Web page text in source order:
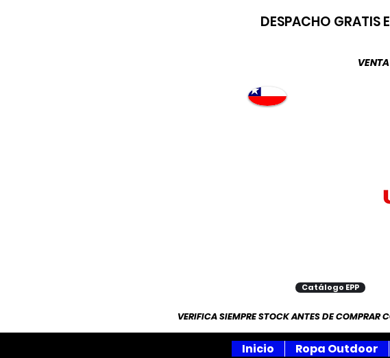
DESPACHO GRATIS
Catálogo EPP
VERIFICA SIEMPRE STOCK ANTES DE COMPRAR
Inicio Ropa Outdoor